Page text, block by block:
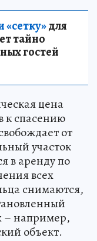
для
тайно
гостей
цена
к спасению
от
участок
в аренду по
всех
снимаются,
– например,
объект.